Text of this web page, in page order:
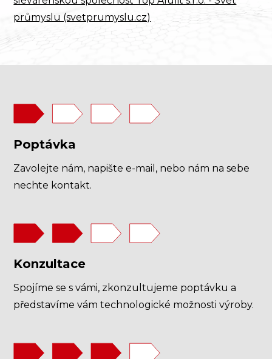
průmyslu (svetprumyslu.cz)
Poptávka
Zavolejte nám, napište e-mail, nebo nám na sebe
nechte kontakt.
Konzultace
Spojíme se s vámi, zkonzultujeme poptávku a
představíme vám technologické možnosti výroby.